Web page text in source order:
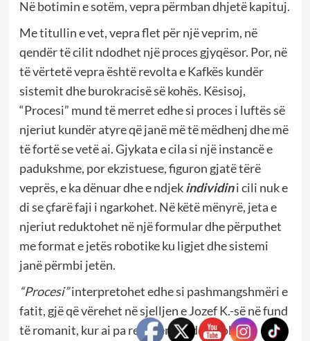
Në botimin e sotëm, vepra përmban dhjetë kapituj.
Me titullin e vet, vepra flet për një veprim, në
qendër të cilit ndodhet një proces gjyqësor. Por, në
të vërtetë vepra është revolta e Kafkës kundër
sistemit dhe burokracisë së kohës. Kësisoj,
“Procesi” mund të merret edhe si proces i luftës së
njeriut kundër atyre që janë më të mëdhenj dhe më
të fortë se vetë ai. Gjykata e cila si një instancë e
padukshme, por ekzistuese, figuron gjatë tërë
veprës, e ka dënuar dhe e ndjekindividini cili nuk e
di se çfarë faji i ngarkohet. Në këtë mënyrë, jeta e
njeriut reduktohet në një formular dhe përputhet
me format e jetës robotike ku ligjet dhe sistemi
janë përmbi jetën.
“Procesi”interpretohet edhe si pashmangshmëri e
fatit, gjë që vërehet në sjelljen e Jozef K.-së në fund
të romanit, kur ai pa rezistencë i dorëzohet